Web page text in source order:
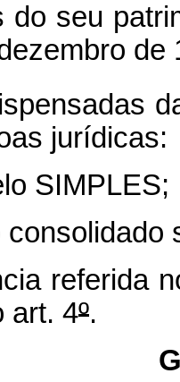
do seu
de
jurídicas:
SIMPLES;
consolidado
referida
art. 4º.